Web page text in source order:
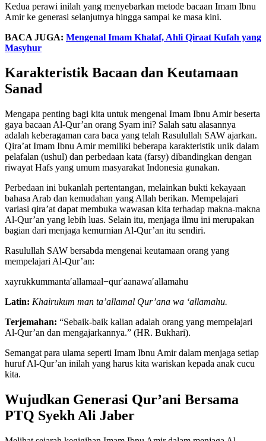
Kedua perawi inilah yang menyebarkan metode bacaan Imam Ibnu
Amir ke generasi selanjutnya hingga sampai ke masa kini.
BACA JUGA: Mengenal Imam Khalaf, Ahli Qiraat Kufah yang
Masyhur
Karakteristik Bacaan dan Keutamaan
Sanad
Mengapa penting bagi kita untuk mengenal Imam Ibnu Amir beserta
gaya bacaan Al-Qur’an orang Syam ini? Salah satu alasannya
adalah keberagaman cara baca yang telah Rasulullah SAW ajarkan.
Qira’at Imam Ibnu Amir memiliki beberapa karakteristik unik dalam
pelafalan (ushul) dan perbedaan kata (farsy) dibandingkan dengan
riwayat Hafs yang umum masyarakat Indonesia gunakan.
Perbedaan ini bukanlah pertentangan, melainkan bukti kekayaan
bahasa Arab dan kemudahan yang Allah berikan. Mempelajari
variasi qira’at dapat membuka wawasan kita terhadap makna-makna
Al-Qur’an yang lebih luas. Selain itu, menjaga ilmu ini merupakan
bagian dari menjaga kemurnian Al-Qur’an itu sendiri.
Rasulullah SAW bersabda mengenai keutamaan orang yang
mempelajari Al-Qur’an:
xayrukkummanta′allamaal−qur′aanawa′allamahu
Latin: Khairukum man ta’allamal Qur’ana wa ‘allamahu.
Terjemahan: “Sebaik-baik kalian adalah orang yang mempelajari
Al-Qur’an dan mengajarkannya.” (HR. Bukhari).
Semangat para ulama seperti Imam Ibnu Amir dalam menjaga setiap
huruf Al-Qur’an inilah yang harus kita wariskan kepada anak cucu
kita.
Wujudkan Generasi Qur’ani Bersama
PTQ Syekh Ali Jaber